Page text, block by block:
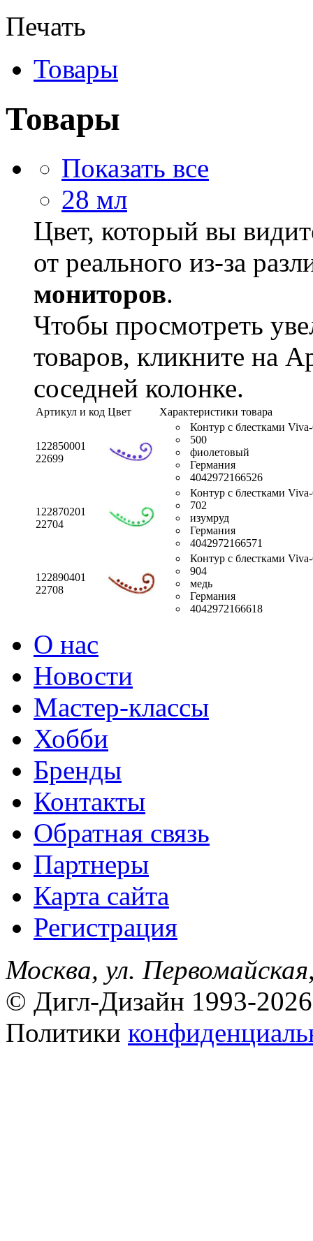
Печать
Товары
Товары
Показать все
28 мл
Цвет, который вы
от реального из-за
мониторов.
Чтобы просмотреть
товаров, кликните на
соседней колонке.
Артикул и код Цвет Характеристики товара
122850001
22699
Контур с блестками
500
фиолетовый
Германия
4042972166526
122870201
22704
Контур с блестками
702
изумруд
Германия
4042972166571
122890401
22708
Контур с блестками
904
медь
Германия
4042972166618
О нас
Новости
Мастер-классы
Хобби
Бренды
Контакты
Обратная связь
Партнеры
Карта сайта
Регистрация
Москва, ул.
© Дигл-Дизайн 1993-2026
Политики